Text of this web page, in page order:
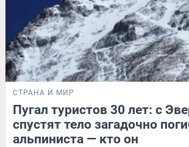
СТРАНА И МИР
Пугал туристов 30 лет: с
спустят тело загадочно
альпиниста — кто он